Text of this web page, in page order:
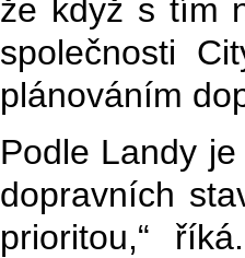
že když s tím
společnosti
plánováním
Podle Landy
dopravních
prioritou,“